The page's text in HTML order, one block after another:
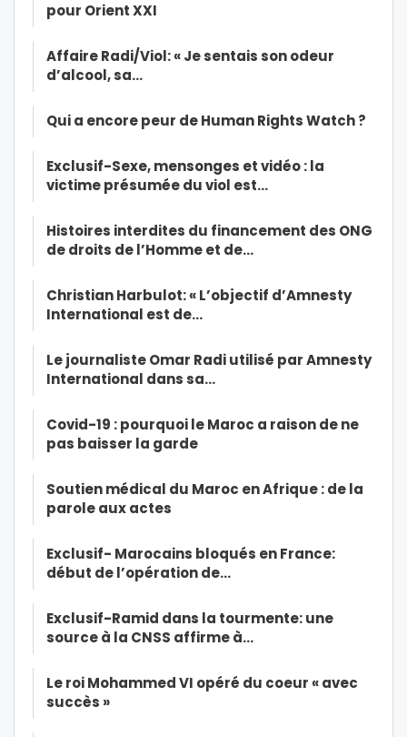
pour Orient XXI
Affaire Radi/Viol: « Je sentais son odeur
d’alcool, sa…
Qui a encore peur de Human Rights Watch ?
Exclusif-Sexe, mensonges et vidéo : la
victime présumée du viol est…
Histoires interdites du financement des ONG
de droits de l’Homme et de…
Christian Harbulot: « L’objectif d’Amnesty
International est de…
Le journaliste Omar Radi utilisé par Amnesty
International dans sa…
Covid-19 : pourquoi le Maroc a raison de ne
pas baisser la garde
Soutien médical du Maroc en Afrique : de la
parole aux actes
Exclusif- Marocains bloqués en France:
début de l’opération de…
Exclusif-Ramid dans la tourmente: une
source à la CNSS affirme à…
Le roi Mohammed VI opéré du coeur « avec
succès »